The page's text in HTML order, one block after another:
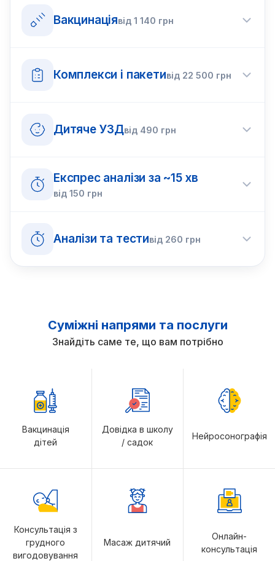
Вакцинаціявід1 140 грн
Комплекси і пакетивід 22 500 грн
Дитяче УЗДвід 490 грн
Експрес аналізи за ~15 хв
від 150 грн
Аналізи та тестивід 260 грн
Суміжні напрями та послуги
Знайдіть саме те, що вам потрібно
Вакцинація
дітей
Довідка в школу
/ садок
Нейросонографія
Консультація з
грудного
вигодовування
Масаж дитячий
Онлайн-
консультація